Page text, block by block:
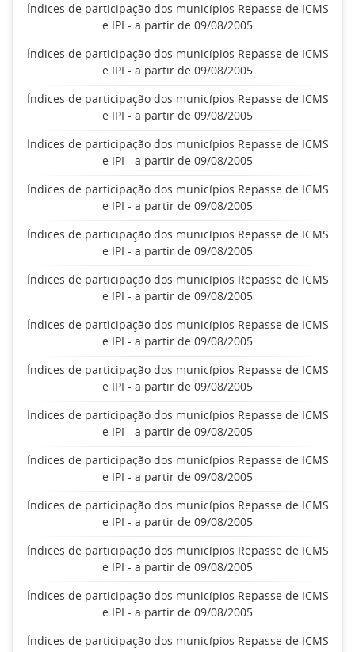
Índices de participação dos municípios Repasse de ICMS
e IPI - a partir de 09/08/2005
Índices de participação dos municípios Repasse de ICMS
e IPI - a partir de 09/08/2005
Índices de participação dos municípios Repasse de ICMS
e IPI - a partir de 09/08/2005
Índices de participação dos municípios Repasse de ICMS
e IPI - a partir de 09/08/2005
Índices de participação dos municípios Repasse de ICMS
e IPI - a partir de 09/08/2005
Índices de participação dos municípios Repasse de ICMS
e IPI - a partir de 09/08/2005
Índices de participação dos municípios Repasse de ICMS
e IPI - a partir de 09/08/2005
Índices de participação dos municípios Repasse de ICMS
e IPI - a partir de 09/08/2005
Índices de participação dos municípios Repasse de ICMS
e IPI - a partir de 09/08/2005
Índices de participação dos municípios Repasse de ICMS
e IPI - a partir de 09/08/2005
Índices de participação dos municípios Repasse de ICMS
e IPI - a partir de 09/08/2005
Índices de participação dos municípios Repasse de ICMS
e IPI - a partir de 09/08/2005
Índices de participação dos municípios Repasse de ICMS
e IPI - a partir de 09/08/2005
Índices de participação dos municípios Repasse de ICMS
e IPI - a partir de 09/08/2005
Índices de participação dos municípios Repasse de ICMS